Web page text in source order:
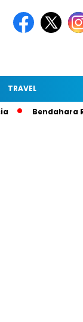
TRAVEL
Bendahara